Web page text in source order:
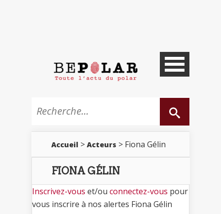
Accueil > Acteurs > Fiona Gélin
FIONA GÉLIN
Inscrivez-vous et/ou connectez-vous pour
vous inscrire à nos alertes Fiona Gélin